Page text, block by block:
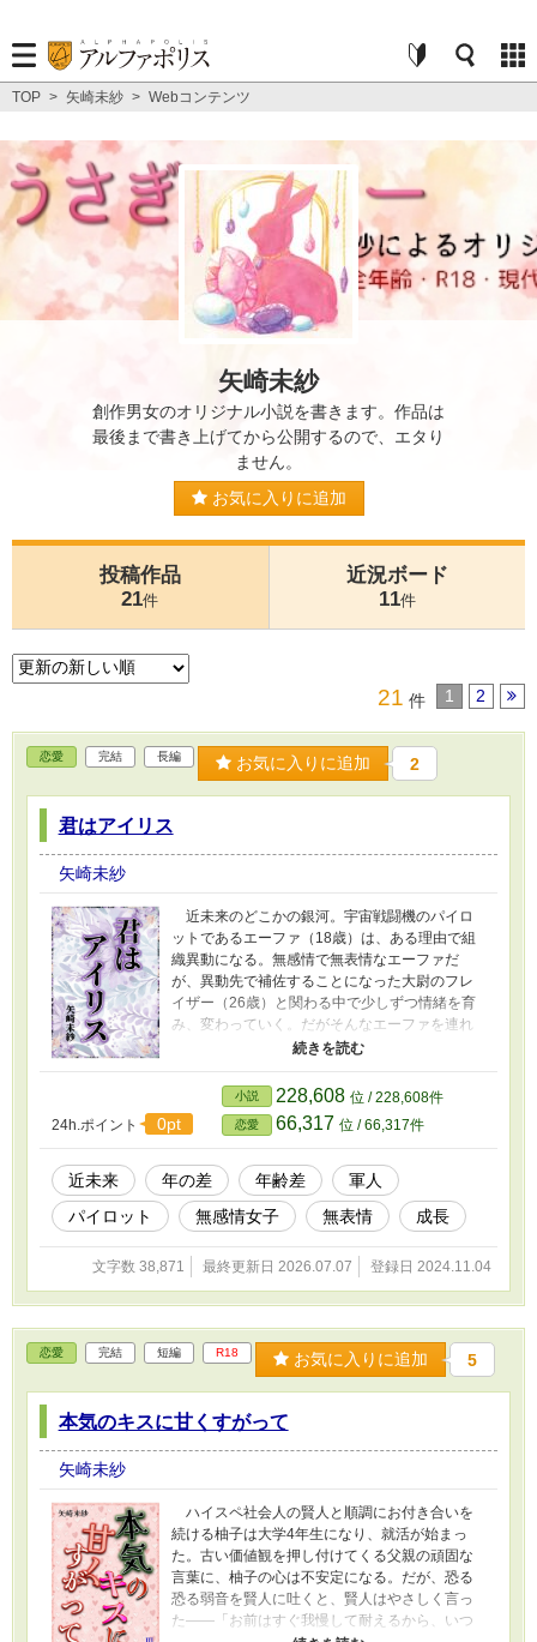
TOP > 矢崎未紗 > Webコンテンツ
矢崎未紗
創作男女のオリジナル小説を書きます。作品は
最後まで書き上げてから公開するので、エタり
ません。
お気に入りに追加
投稿作品
21件
近況ボード
11件
21 件 1 2
恋愛 完結 長編 お気に入りに追加 2
君はアイリス
矢崎未紗
近未来のどこかの銀河。宇宙戦闘機のパイロ
ットであるエーファ（18歳）は、ある理由で組
織異動になる。無感情で無表情なエーファだ
が、異動先で補佐することになった大尉のフレ
イザー（26歳）と関わる中で少しずつ情緒を育
み、変わっていく。だがそんなエーファを連れ
戻そうと、ある人物が突如押しかけてきて
――。 軍人ものですが戦闘描写はなく、二人
の関係は恋愛未満です。（ハーメルン等、他サ
イトにも掲載あり）
24h.ポイント
0pt
小説 228,608 位 / 228,608件
恋愛 66,317 位 / 66,317件
近未来 年の差 年齢差
軍人
パイロット
無感情女子 無表情 成長
文字数 38,871 最終更新日 2026.07.07 登録日 2024.11.04
恋愛 完結 短編 R18 お気に入りに追加 5
本気のキスに甘くすがって
矢崎未紗
ハイスペ社会人の賢人と順調にお付き合いを
続ける柚子は大学4年生になり、就活が始まっ
た。古い価値観を押し付けてくる父親の頑固な
言葉に、柚子の心は不安定になる。だが、恐る
恐る弱音を賢人に吐くと、賢人はやさしく言っ
た――「お前はすぐ我慢して耐えるから、いつ